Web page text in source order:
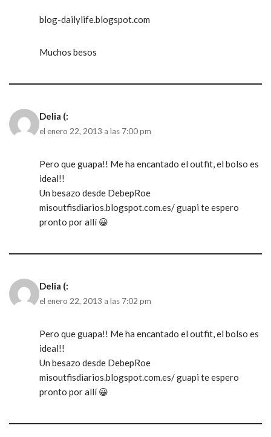
blog-dailylife.blogspot.com
Muchos besos
Delia (:
el enero 22, 2013 a las 7:00 pm
Pero que guapa!! Me ha encantado el outfit, el bolso es
ideal!!
Un besazo desde DebepRoe
misoutfisdiarios.blogspot.com.es/ guapi te espero
pronto por allí 😀
Delia (:
el enero 22, 2013 a las 7:02 pm
Pero que guapa!! Me ha encantado el outfit, el bolso es
ideal!!
Un besazo desde DebepRoe
misoutfisdiarios.blogspot.com.es/ guapi te espero
pronto por allí 😀